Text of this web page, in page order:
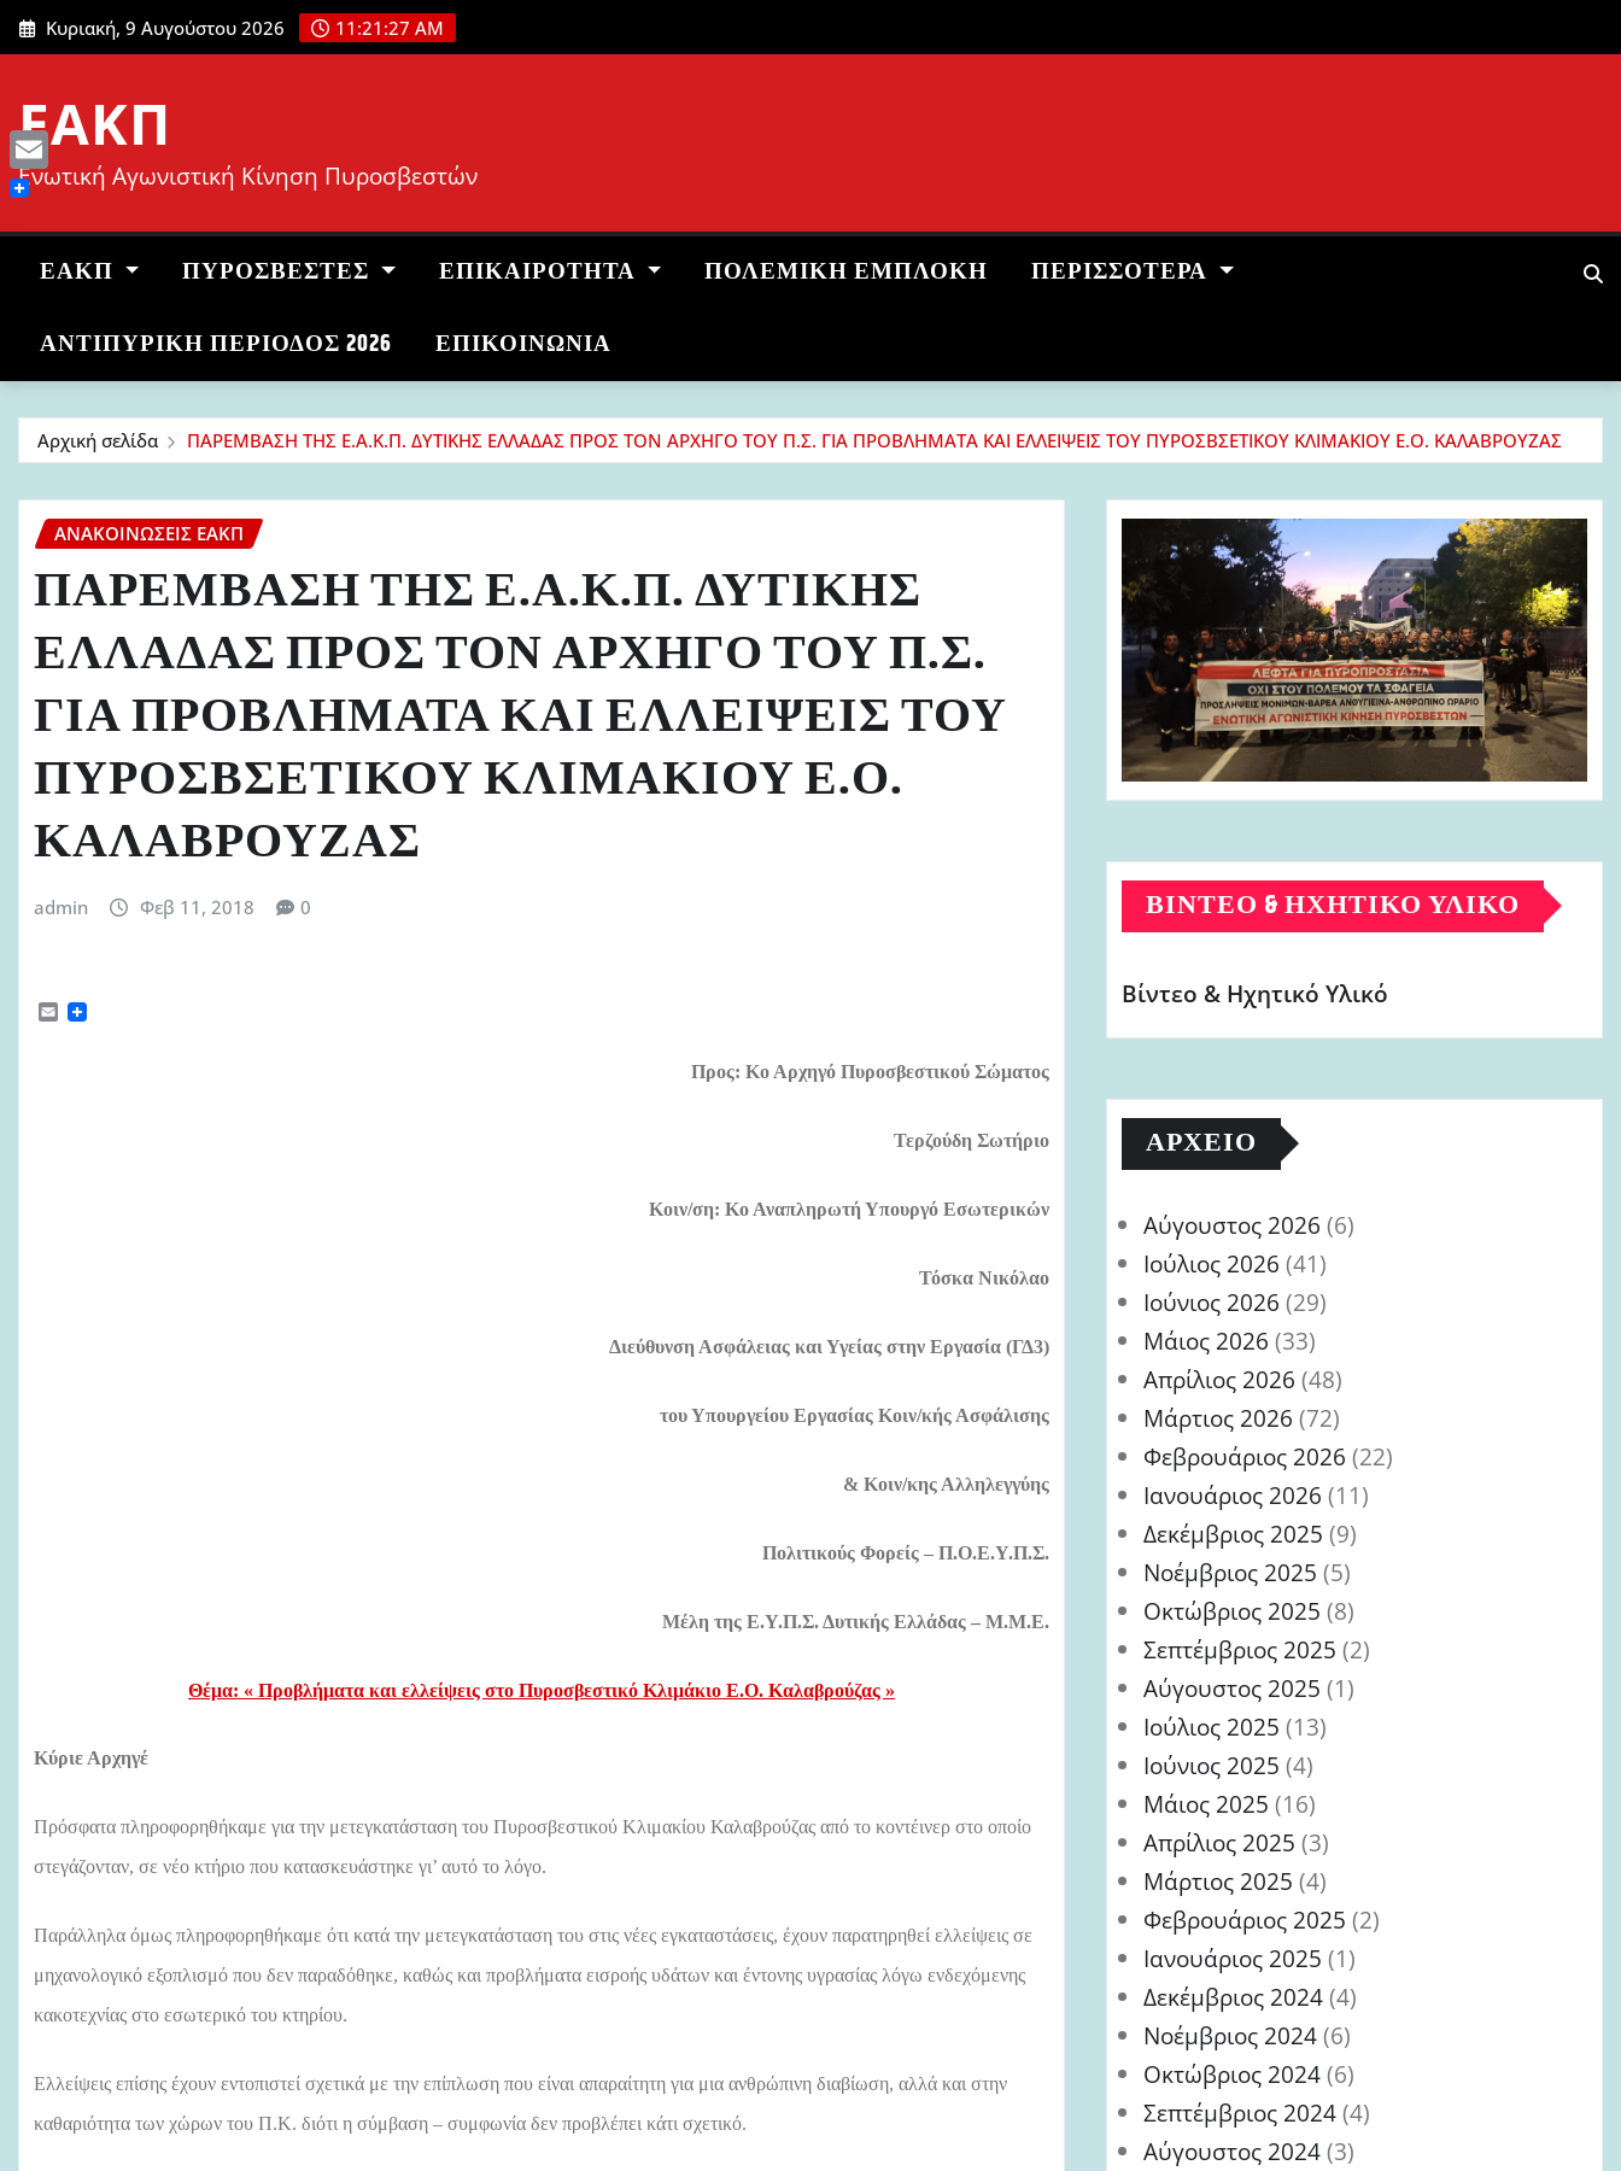
Μετάβαση
στο
Κυριακή, 9 Αυγούστου 2026 11:21:28 AM
ΕΑΚΠ
Ενωτική Αγωνιστική Κίνηση Πυροσβεστών
ΕΑΚΠ ΠΥΡΟΣΒΈΣΤΕΣ ΕΠΙΚΑΙΡΌΤΗΤΑ ΠΟΛΕΜΙΚΉ ΕΜΠΛΟΚΉ ΠΕΡΙΣΣΌΤΕΡΑ
ΑΝΤΙΠΥΡΙΚΉ ΠΕΡΊΟΔΟΣ 2026 ΕΠΙΚΟΙΝΩΝΙΑ
Αρχική σελίδα ΠΑΡΕΜΒΑΣΗ ΤΗΣ Ε.Α.Κ.Π. ΔΥΤΙΚΗΣ ΕΛΛΑΔΑΣ ΠΡΟΣ ΤΟΝ ΑΡΧΗΓΟ ΤΟΥ Π.Σ. ΓΙΑ ΠΡΟΒΛΗΜΑΤΑ ΚΑΙ ΕΛΛΕΙΨΕΙΣ ΤΟΥ ΠΥΡΟΣΒΣΕΤΙΚΟΥ ΚΛΙΜΑΚΙΟΥ Ε.Ο. ΚΑΛΑΒΡΟΥΖΑΣ
ΑΝΑΚΟΙΝΏΣΕΙΣ ΕΑΚΠ
ΠΑΡΕΜΒΑΣΗ ΤΗΣ Ε.Α.Κ.Π. ΔΥΤΙΚΗΣ
ΕΛΛΑΔΑΣ ΠΡΟΣ ΤΟΝ ΑΡΧΗΓΟ ΤΟΥ Π.Σ.
ΓΙΑ ΠΡΟΒΛΗΜΑΤΑ ΚΑΙ ΕΛΛΕΙΨΕΙΣ ΤΟΥ
ΠΥΡΟΣΒΣΕΤΙΚΟΥ ΚΛΙΜΑΚΙΟΥ Ε.Ο.
ΚΑΛΑΒΡΟΥΖΑΣ
admin Φεβ 11, 2018 0
E
Προς: Κο Αρχηγό Πυροσβεστικού Σώματος
Τερζούδη Σωτήριο
Κοιν/ση: Κο Αναπληρωτή Υπουργό Εσωτερικών
Τόσκα Νικόλαο
Διεύθυνση Ασφάλειας και Υγείας στην Εργασία (ΓΔ3)
του Υπουργείου Εργασίας Κοιν/κής Ασφάλισης
& Κοιν/κης Αλληλεγγύης
Πολιτικούς Φορείς – Π.Ο.Ε.Υ.Π.Σ.
Μέλη της Ε.Υ.Π.Σ. Δυτικής Ελλάδας – M.M.E.
Θέμα: « Προβλήματα και ελλείψεις στο Πυροσβεστικό Κλιμάκιο Ε.Ο. Καλαβρούζας »
Κύριε Αρχηγέ
Πρόσφατα πληροφορηθήκαμε για την μετεγκατάσταση του Πυροσβεστικού Κλιμακίου Καλαβρούζας από το κοντέινερ στο οποίο
στεγάζονταν, σε νέο κτήριο που κατασκευάστηκε γι’ αυτό το λόγο.
Παράλληλα όμως πληροφορηθήκαμε ότι κατά την μετεγκατάσταση του στις νέες εγκαταστάσεις, έχουν παρατηρηθεί ελλείψεις σε
μηχανολογικό εξοπλισμό που δεν παραδόθηκε, καθώς και προβλήματα εισροής υδάτων και έντονης υγρασίας λόγω ενδεχόμενης
κακοτεχνίας στο εσωτερικό του κτηρίου.
Ελλείψεις επίσης έχουν εντοπιστεί σχετικά με την επίπλωση που είναι απαραίτητη για μια ανθρώπινη διαβίωση, αλλά και στην
καθαριότητα των χώρων του Π.Κ. διότι η σύμβαση – συμφωνία δεν προβλέπει κάτι σχετικό.
ΒΊΝΤΕΟ & ΗΧΗΤΙΚΌ ΥΛΙΚΌ
Βίντεο & Ηχητικό Υλικό
ΑΡΧΕΊΟ
Αύγουστος 2026 (6)
Ιούλιος 2026 (41)
Ιούνιος 2026 (29)
Μάιος 2026 (33)
Απρίλιος 2026 (48)
Μάρτιος 2026 (72)
Φεβρουάριος 2026 (22)
Ιανουάριος 2026 (11)
Δεκέμβριος 2025 (9)
Νοέμβριος 2025 (5)
Οκτώβριος 2025 (8)
Σεπτέμβριος 2025 (2)
Αύγουστος 2025 (1)
Ιούλιος 2025 (13)
Ιούνιος 2025 (4)
Μάιος 2025 (16)
Απρίλιος 2025 (3)
Μάρτιος 2025 (4)
Φεβρουάριος 2025 (2)
Ιανουάριος 2025 (1)
Δεκέμβριος 2024(4)
Νοέμβριος 2024(6)
Οκτώβριος 2024(6)
Σεπτέμβριος 2024(4)
Αύγουστος 2024(3)
Email